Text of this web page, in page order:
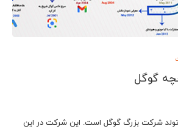
گوگل
۲۰۲۲ سالروز تولد شرکت بزرگ گوگل است. این شرکت در این